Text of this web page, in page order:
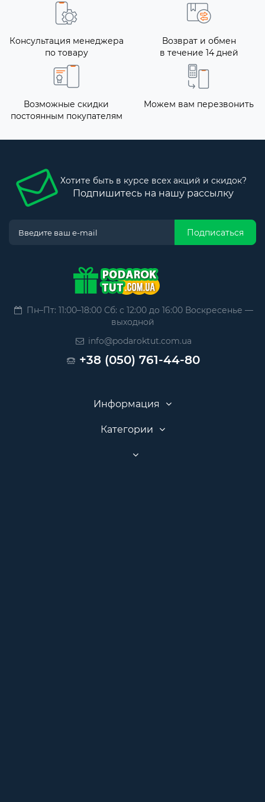
Консультация менеджера
по товару
Возврат и обмен
в течение 14 дней
Возможные скидки
постоянным покупателям
Можем вам перезвонить
Хотите быть в курсе всех акций и скидок?
Подпишитесь на нашу рассылку
Подписаться
Пн–Пт: 11:00–18:00 Сб: с 12:00 до 16:00 Воскресенье —
выходной
info@podaroktut.com.ua
+38 (050) 761-44-80
Информация
Категории